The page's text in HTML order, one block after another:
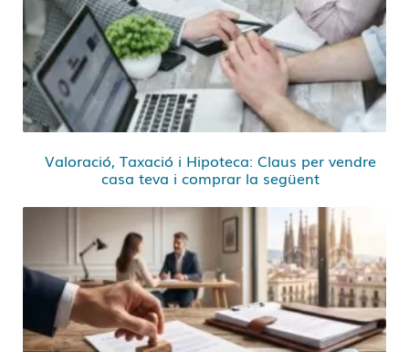
Valoració, Taxació i Hipoteca: Claus per vendre
casa teva i comprar la següent